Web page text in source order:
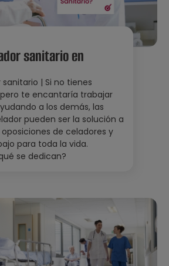
sanitario en
| Si no tienes
te encantaría trabajar
a los demás, las
pueden ser la solución a
de celadores y
para toda la vida.
se dedican?